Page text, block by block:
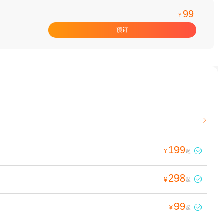
¥ 99
预订

¥ 199起 
¥ 298起 
¥ 99起 